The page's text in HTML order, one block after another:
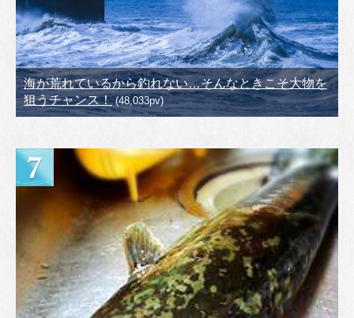
海が荒れているから釣れない…そんなときこそ大物を
狙うチャンス！(48,033pv)